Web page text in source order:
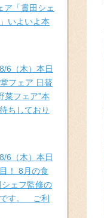
「貫田シェ
いよいよ本
6（木）本日
フェア 日替
菜フェア”本
ちしており
6（木）本日
！ 8月の食
ェフ監修の
す。 ご利